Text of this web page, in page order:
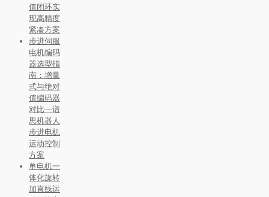
值闭环实
现高精度
紧凑方案
步进伺服
电机编码
器选型指
南：增量
式与绝对
值编码器
对比—谱
思机器人
步进电机
运动控制
方案
单电机一
体化旋转
加直线运